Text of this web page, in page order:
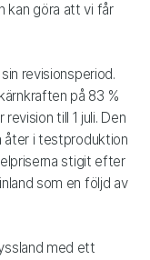
kan göra att vi får
revisionsperiod.
på 83 %
till 1 juli. Den
åter i testproduktion
stigit efter
som en följd av
med ett